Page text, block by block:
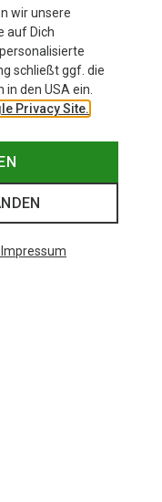
wir unsere
auf Dich
schließt ggf. die
den USA ein.
Privacy Site.
Impressum